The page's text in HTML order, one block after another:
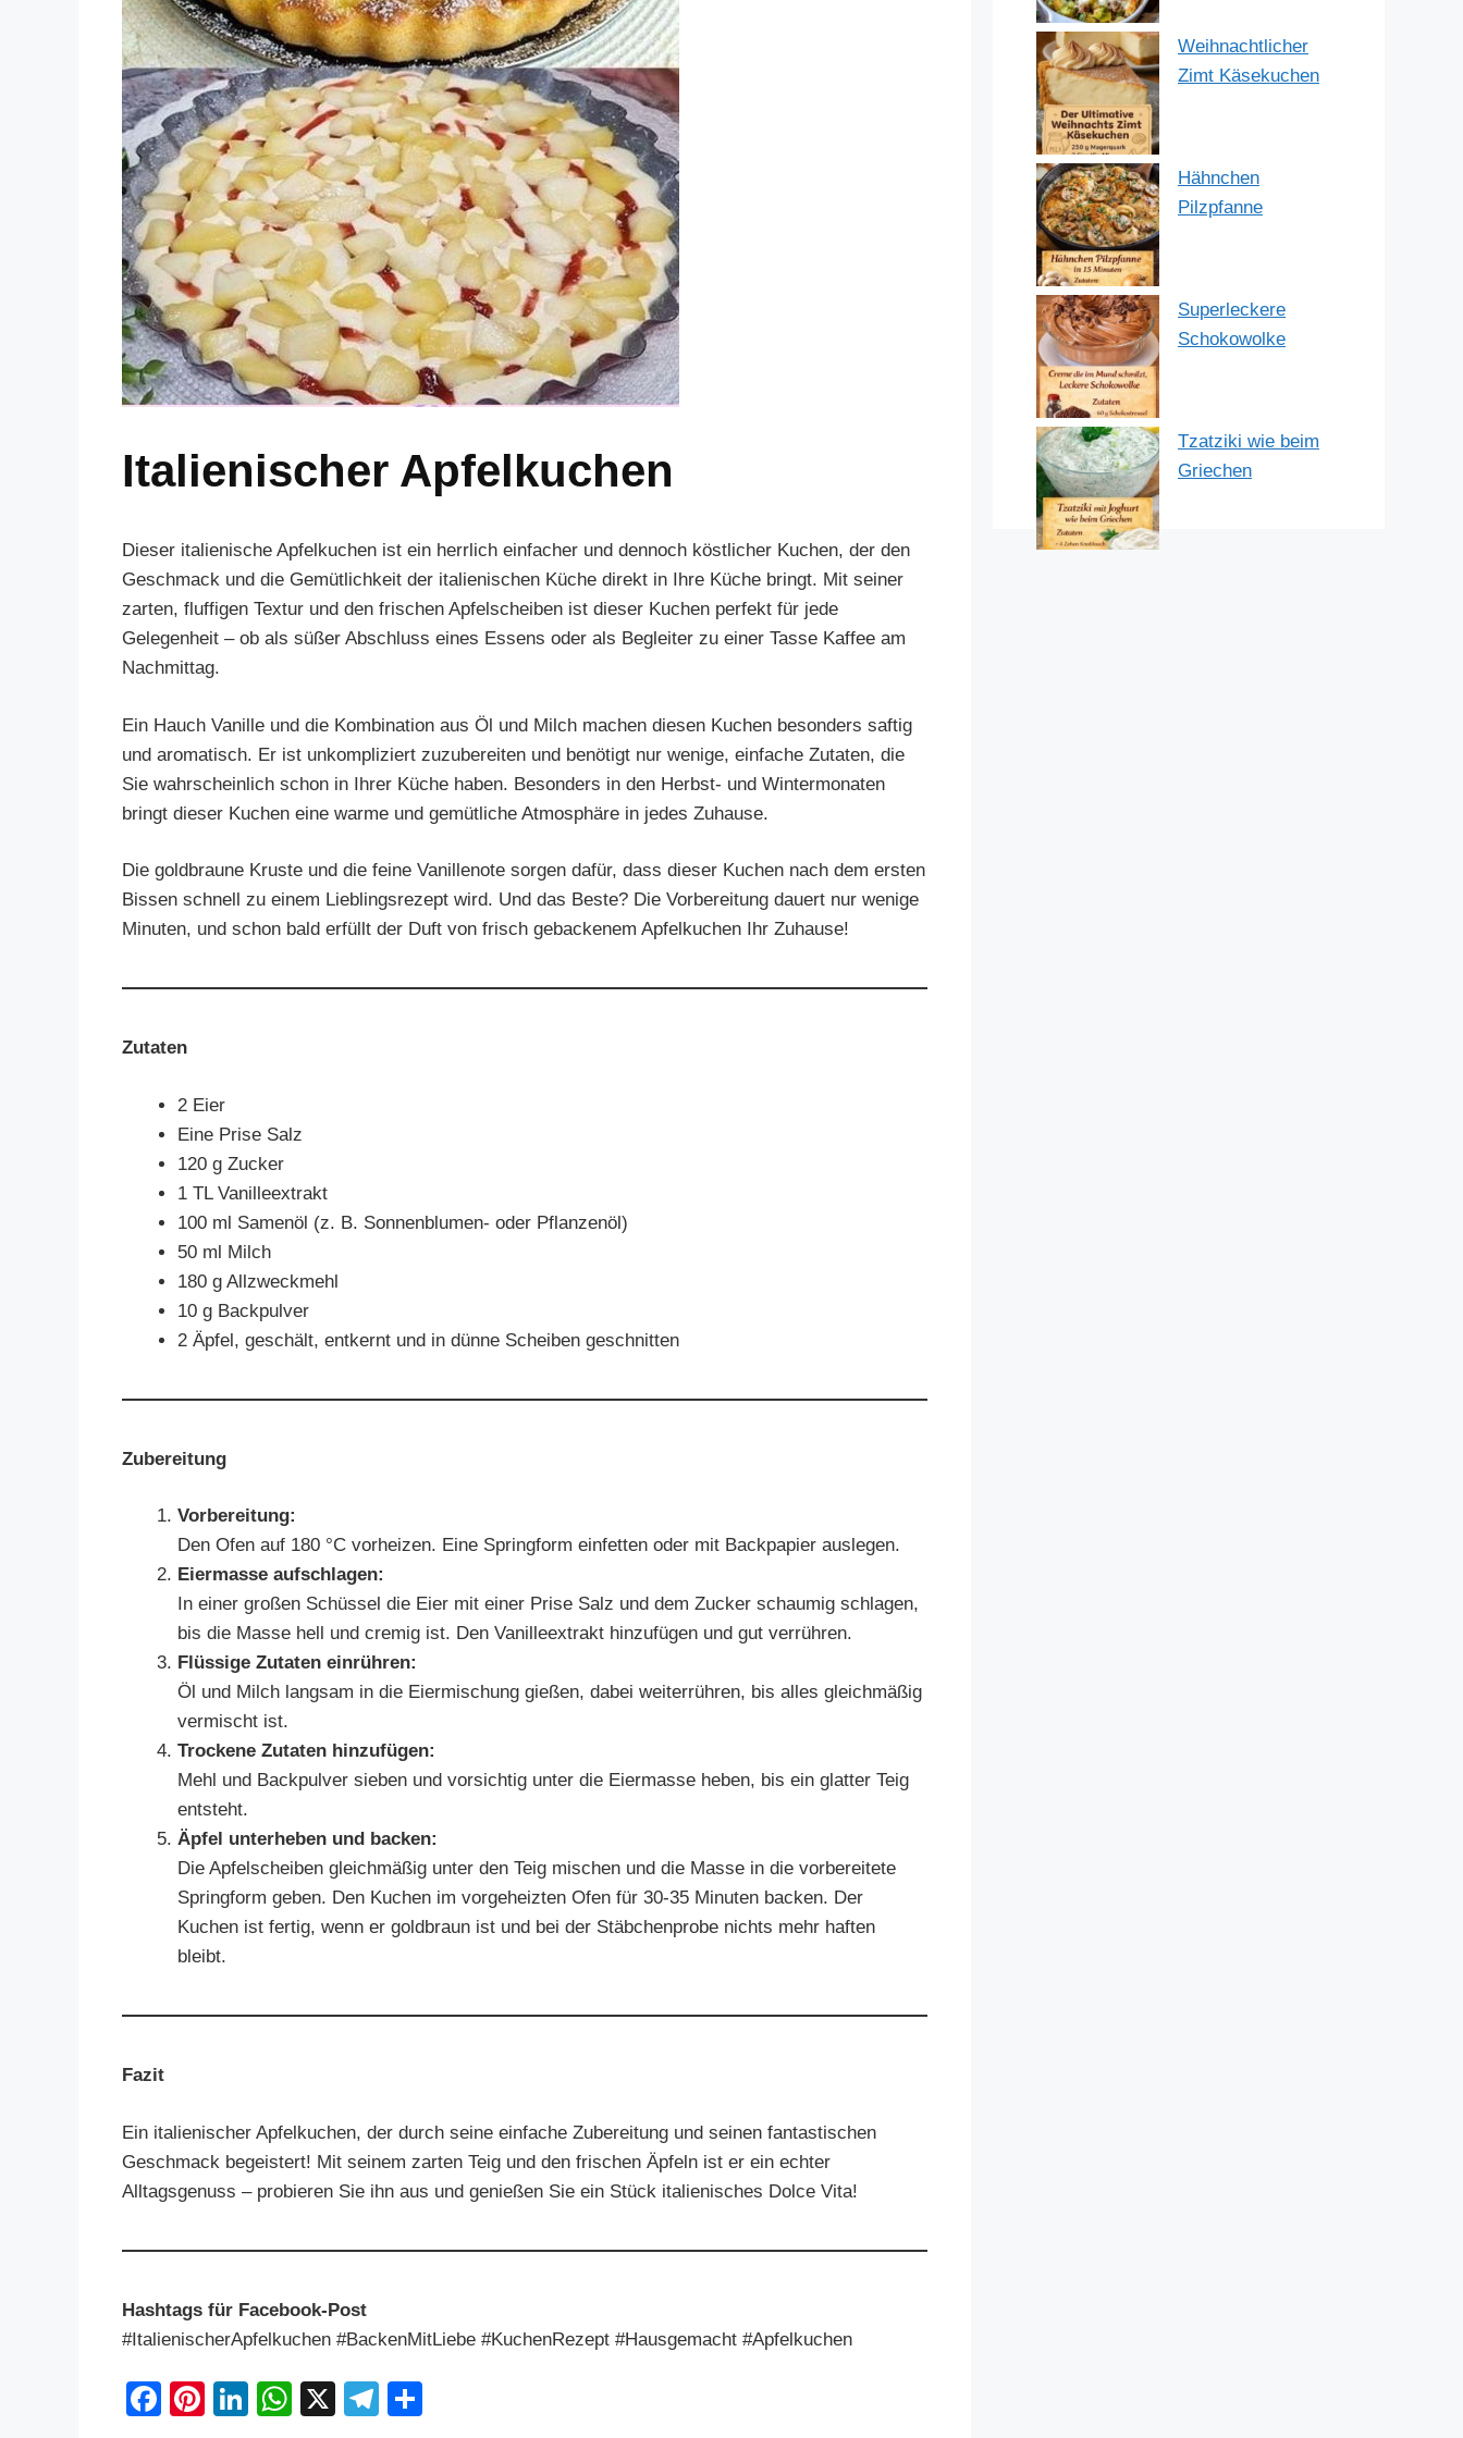
Italienischer Apfelkuchen
Dieser italienische Apfelkuchen ist ein herrlich einfacher und dennoch köstlicher Kuchen, der den
Geschmack und die Gemütlichkeit der italienischen Küche direkt in Ihre Küche bringt. Mit seiner
zarten, fluffigen Textur und den frischen Apfelscheiben ist dieser Kuchen perfekt für jede
Gelegenheit – ob als süßer Abschluss eines Essens oder als Begleiter zu einer Tasse Kaffee am
Nachmittag.
Ein Hauch Vanille und die Kombination aus Öl und Milch machen diesen Kuchen besonders saftig
und aromatisch. Er ist unkompliziert zuzubereiten und benötigt nur wenige, einfache Zutaten, die
Sie wahrscheinlich schon in Ihrer Küche haben. Besonders in den Herbst- und Wintermonaten
bringt dieser Kuchen eine warme und gemütliche Atmosphäre in jedes Zuhause.
Die goldbraune Kruste und die feine Vanillenote sorgen dafür, dass dieser Kuchen nach dem ersten
Bissen schnell zu einem Lieblingsrezept wird. Und das Beste? Die Vorbereitung dauert nur wenige
Minuten, und schon bald erfüllt der Duft von frisch gebackenem Apfelkuchen Ihr Zuhause!
Zutaten
2 Eier
Eine Prise Salz
120 g Zucker
1 TL Vanilleextrakt
100 ml Samenöl (z. B. Sonnenblumen- oder Pflanzenöl)
50 ml Milch
180 g Allzweckmehl
10 g Backpulver
2 Äpfel, geschält, entkernt und in dünne Scheiben geschnitten
Zubereitung
Vorbereitung:
Den Ofen auf 180 °C vorheizen. Eine Springform einfetten oder mit Backpapier auslegen.
Eiermasse aufschlagen:
In einer großen Schüssel die Eier mit einer Prise Salz und dem Zucker schaumig schlagen,
bis die Masse hell und cremig ist. Den Vanilleextrakt hinzufügen und gut verrühren.
Flüssige Zutaten einrühren:
Öl und Milch langsam in die Eiermischung gießen, dabei weiterrühren, bis alles gleichmäßig
vermischt ist.
Trockene Zutaten hinzufügen:
Mehl und Backpulver sieben und vorsichtig unter die Eiermasse heben, bis ein glatter Teig
entsteht.
Äpfel unterheben und backen:
Die Apfelscheiben gleichmäßig unter den Teig mischen und die Masse in die vorbereitete
Springform geben. Den Kuchen im vorgeheizten Ofen für 30-35 Minuten backen. Der
Kuchen ist fertig, wenn er goldbraun ist und bei der Stäbchenprobe nichts mehr haften
bleibt.
Fazit
Ein italienischer Apfelkuchen, der durch seine einfache Zubereitung und seinen fantastischen
Geschmack begeistert! Mit seinem zarten Teig und den frischen Äpfeln ist er ein echter
Alltagsgenuss – probieren Sie ihn aus und genießen Sie ein Stück italienisches Dolce Vita!
Hashtags für Facebook-Post
#ItalienischerApfelkuchen #BackenMitLiebe #KuchenRezept #Hausgemacht #Apfelkuchen
F
Pi
Li
W
X
T
Weihnachtlicher
Zimt Käsekuchen
Hähnchen
Pilzpfanne
Superleckere
Schokowolke
Tzatziki wie beim
Griechen